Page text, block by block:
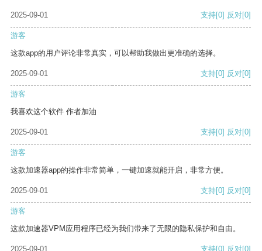
2025-09-01 支持[0] 反对[0]
游客
这款app的用户评论非常真实，可以帮助我做出更准确的选择。
2025-09-01 支持[0] 反对[0]
游客
我喜欢这个软件 作者加油
2025-09-01 支持[0] 反对[0]
游客
这款加速器app的操作非常简单，一键加速就能开启，非常方便。
2025-09-01 支持[0] 反对[0]
游客
这款加速器VPM应用程序已经为我们带来了无限的隐私保护和自由。
2025-09-01 支持[0] 反对[0]